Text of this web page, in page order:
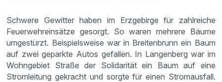
Schwere Gewitter haben im Erzgebirge für zahlreiche
Feuerwehreinsätze gesorgt. So waren mehrere Bäume
umgestürzt. Beispielsweise war in Breitenbrunn ein Baum
auf zwei geparkte Autos gefallen. In Langenberg war im
Wohngebiet Straße der Solidarität ein Baum auf eine
Stromleitung gekracht und sorgte für einen Stromausfall.